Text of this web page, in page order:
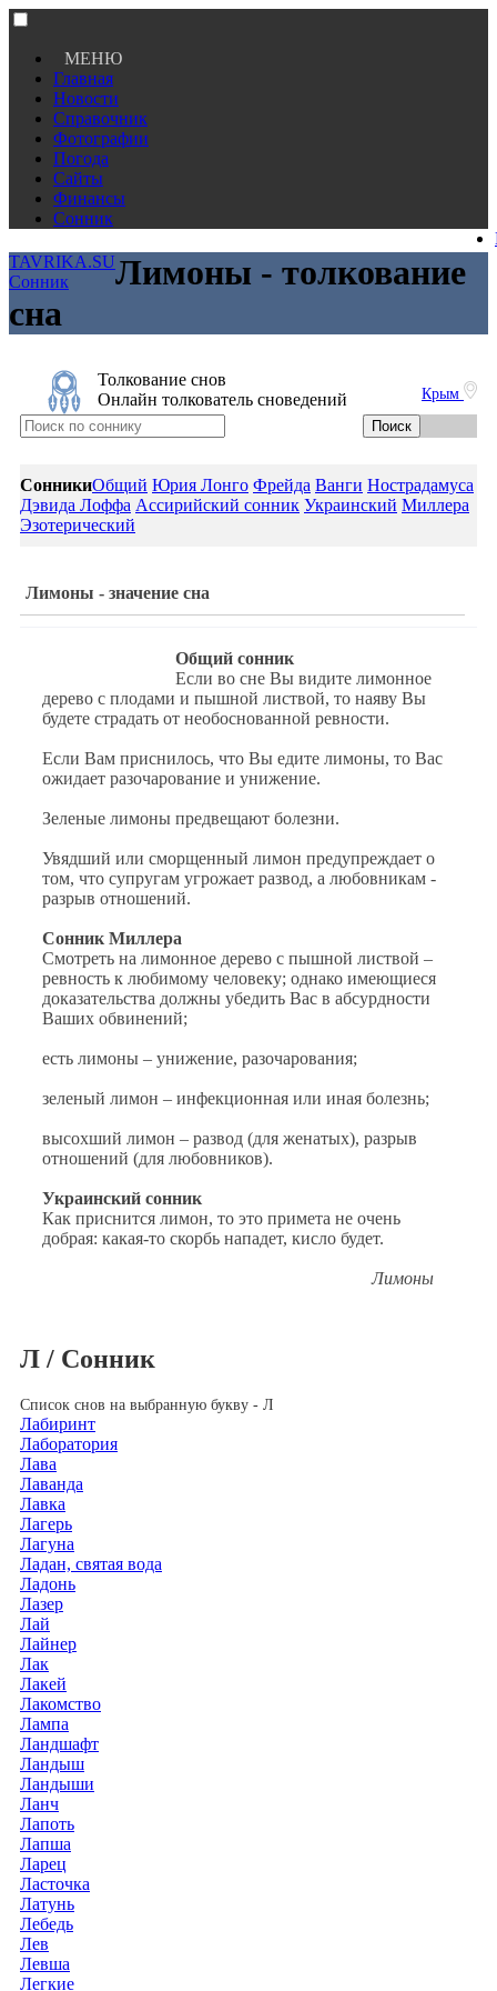
МЕНЮ
Главная
Новости
Справочник
Фотографии
Погода
Сайты
Финансы
Сонник
TAVRIKA.SU
Сонник
Лимоны - толкование
сна
Крым
Толкование снов
Онлайн толкователь сноведений
СонникиОбщий Юрия Лонго Фрейда Ванги Нострадамуса
Дэвида Лоффа Ассирийский сонник Украинский Миллера
Эзотерический
Лимоны - значение сна
Общий сонник
Если во сне Вы видите лимонное
дерево с плодами и пышной листвой, то наяву Вы
будете страдать от необоснованной ревности.
Если Вам приснилось, что Вы едите лимоны, то Вас
ожидает разочарование и унижение.
Зеленые лимоны предвещают болезни.
Увядший или сморщенный лимон предупреждает о
том, что супругам угрожает развод, а любовникам -
разрыв отношений.
Сонник Миллера
Смотреть на лимонное дерево с пышной листвой –
ревность к любимому человеку; однако имеющиеся
доказательства должны убедить Вас в абсурдности
Ваших обвинений;
есть лимоны – унижение, разочарования;
зеленый лимон – инфекционная или иная болезнь;
высохший лимон – развод (для женатых), разрыв
отношений (для любовников).
Украинский сонник
Как приснится лимон, то это примета не очень
добрая: какая-то скорбь нападет, кисло будет.
Лимоны
Л / Сонник
Список снов на выбранную букву - Л
Лабиринт
Лаборатория
Лава
Лаванда
Лавка
Лагерь
Лагуна
Ладан, святая вода
Ладонь
Лазер
Лай
Лайнер
Лак
Лакей
Лакомство
Лампа
Ландшафт
Ландыш
Ландыши
Ланч
Лапоть
Лапша
Ларец
Ласточка
Латунь
Лебедь
Лев
Левша
Легкие